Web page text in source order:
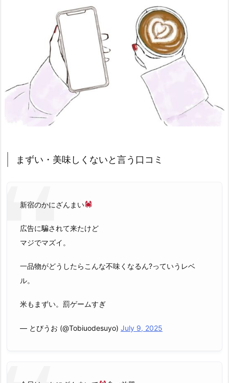
まずい・美味しくないと言う口コミ
新宿のかにざんまい
広告に騙されて来たけど
マジでマズイ。
一品物がどうしたらこんな不味くなるん?っていうレベ
ル。
米もまずい。罰ゲームすぎ
— とびうお (@Tobiuodesuyo) July 9, 2025